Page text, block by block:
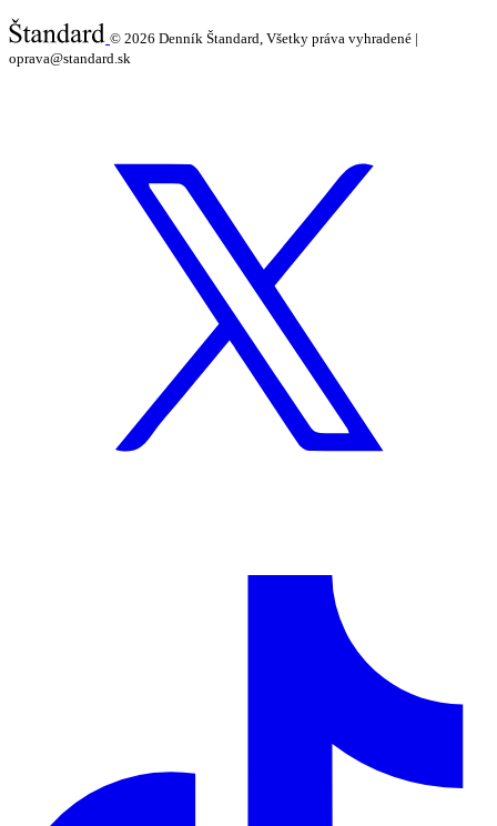
© 2026 Denník Štandard, Všetky práva vyhradené |
oprava@standard.sk